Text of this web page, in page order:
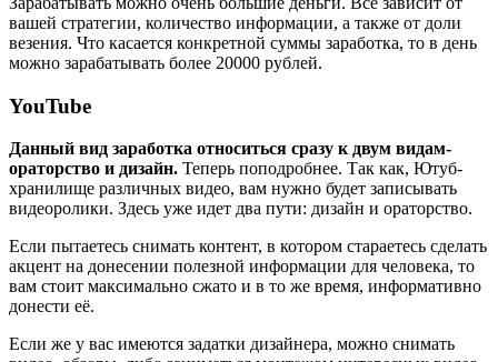
вашей стратегии, количество информации, а также от доли
везения. Что касается конкретной суммы заработка, то в день
можно зарабатывать более 20000 рублей.
YouTube
Данный вид заработка относиться сразу к двум видам-
ораторство и дизайн. Теперь поподробнее. Так как, Ютуб-
хранилище различных видео, вам нужно будет записывать
видеоролики. Здесь уже идет два пути: дизайн и ораторство.
Если пытаетесь снимать контент, в котором стараетесь сделать
акцент на донесении полезной информации для человека, то
вам стоит максимально сжато и в то же время, информативно
донести её.
Если же у вас имеются задатки дизайнера, можно снимать